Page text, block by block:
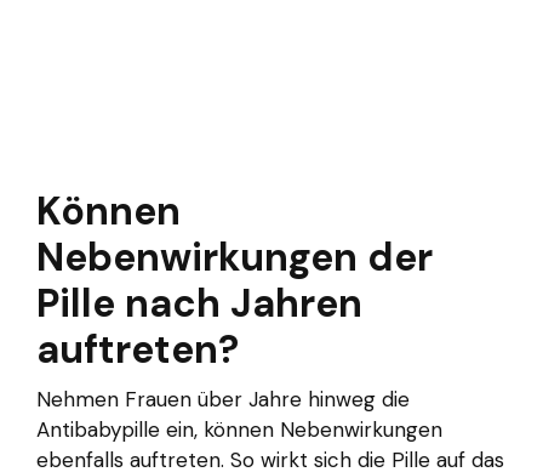
Können
Nebenwirkungen der
Pille nach Jahren
auftreten?
Nehmen Frauen über Jahre hinweg die
Antibabypille ein, können Nebenwirkungen
ebenfalls auftreten. So wirkt sich die Pille auf das